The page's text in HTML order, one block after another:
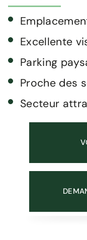
Excellente
Parking
Proche des
Secteur